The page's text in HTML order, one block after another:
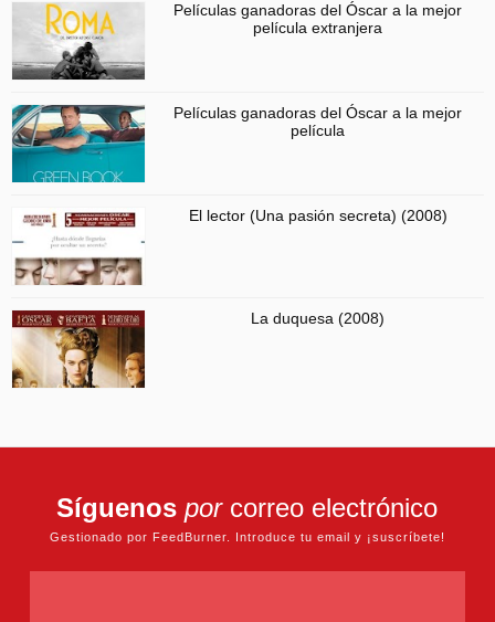
Películas ganadoras del Óscar a la mejor
película extranjera
Películas ganadoras del Óscar a la mejor
película
El lector (Una pasión secreta) (2008)
La duquesa (2008)
Síguenos porcorreo electrónico
Gestionado por FeedBurner. Introduce tu email y ¡suscríbete!